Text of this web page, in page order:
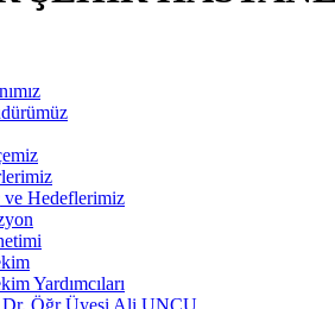
ve Hedeflerimiz
Yardımcıları
Dr. Öğr Üyesi Ali UNCU